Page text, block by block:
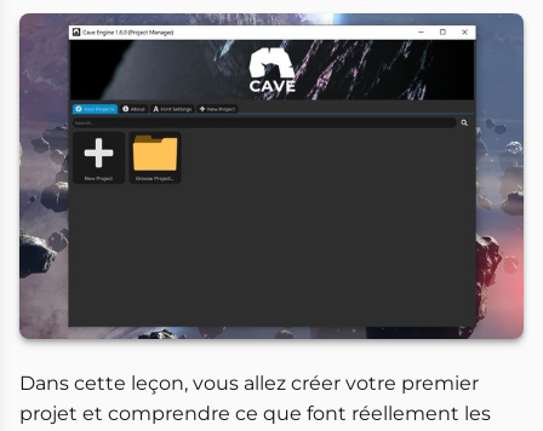
Dans cette leçon, vous allez créer votre premier
projet et comprendre ce que font réellement les